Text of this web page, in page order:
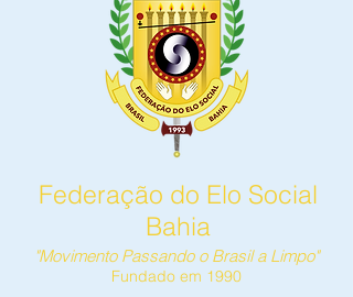
Federação do Elo Social
Bahia
"Movimento Passando o Brasil a Limpo"
Fundado em 1990